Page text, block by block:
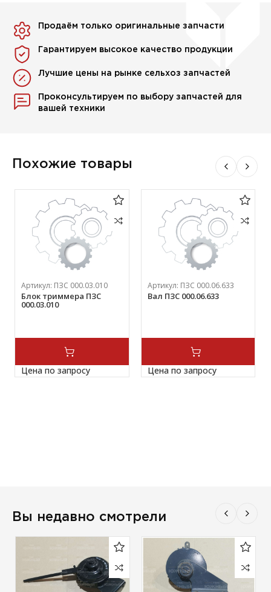
Продаём только оригинальные запчасти
Гарантируем высокое качество продукции
Лучшие цены на рынке сельхоз запчастей
Проконсультируем по выбору запчастей для
вашей техники
Похожие товары
Артикул: ПЗС 000.03.010
Блок триммера ПЗС
000.03.010
Цена по запросу
Артикул: ПЗС 000.06.633
Вал ПЗС 000.06.633
Цена по запросу
Вы недавно смотрели